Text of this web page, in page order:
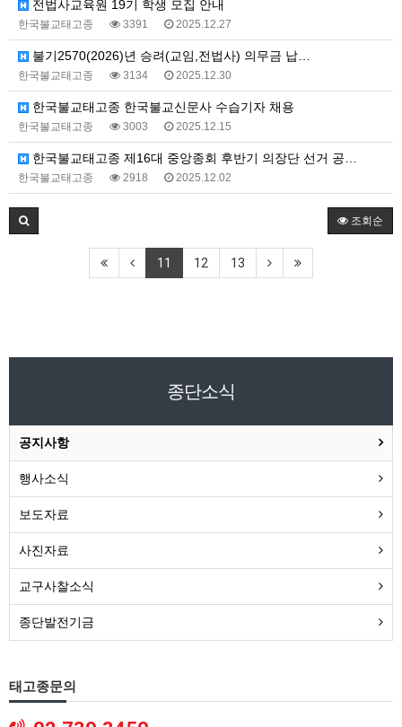
전법사교육원 19기 학생 모집 안내
한국불교태고종 3391 2025.12.27
불기2570(2026)년 승려(교임,전법사) 의무금 납…
한국불교태고종 3134 2025.12.30
한국불교태고종 한국불교신문사 수습기자 채용
한국불교태고종 3003 2025.12.15
한국불교태고종 제16대 중앙종회 후반기 의장단 선거 공…
한국불교태고종 2918 2025.12.02
조회순
11 12 13
종단소식
공지사항
행사소식
보도자료
사진자료
교구사찰소식
종단발전기금
태고종문의